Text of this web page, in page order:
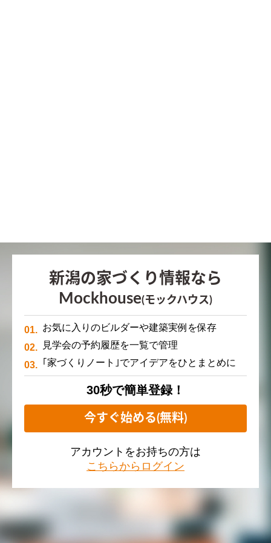
新潟の家づくり情報なら
Mockhouse(モックハウス)
お気に入りのビルダーや建築実例を保存
見学会の予約履歴を一覧で管理
｢家づくりノート｣でアイデアをひとまとめに
30秒で簡単登録！
今すぐ始める(無料)
アカウントをお持ちの方は
こちらからログイン